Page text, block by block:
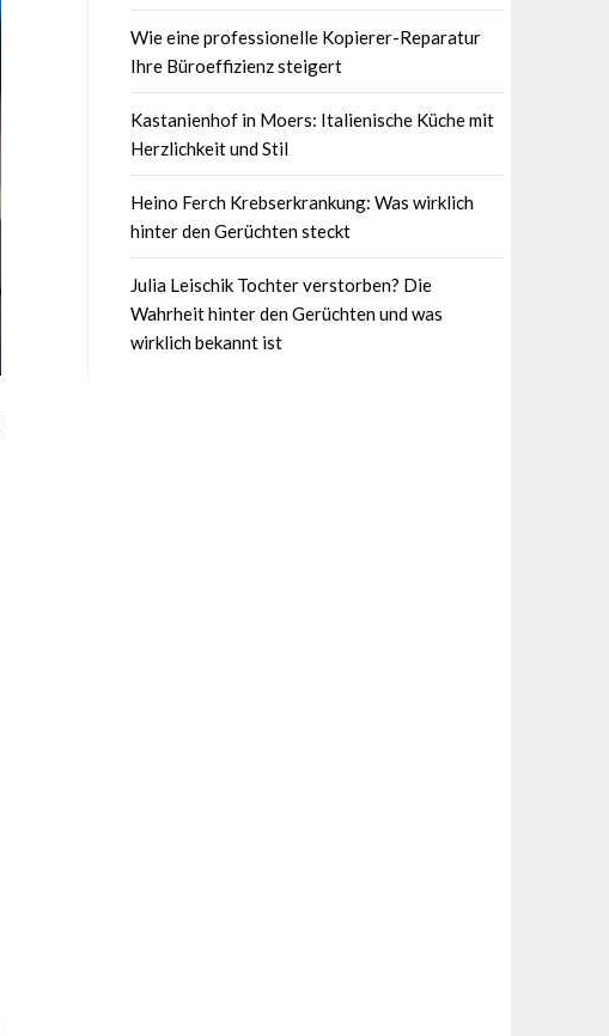
Wie eine professionelle Kopierer-Reparatur
Ihre Büroeffizienz steigert
Kastanienhof in Moers: Italienische Küche mit
Herzlichkeit und Stil
Heino Ferch Krebserkrankung: Was wirklich
hinter den Gerüchten steckt
Julia Leischik Tochter verstorben? Die
Wahrheit hinter den Gerüchten und was
wirklich bekannt ist